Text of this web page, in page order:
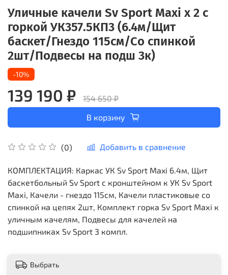
Уличные качели Sv Sport Maxi х 2 с
горкой УК357.5КП3 (6.4м/Щит
баскет/Гнездо 115см/Со спинкой
2шт/Подвесы на подш 3к)
(0) Добавить в сравнение
-10%
139 190 ₽
154 650 ₽
В корзину
КОМПЛЕКТАЦИЯ: Каркас УК Sv Sport Maxi 6.4м, Щит
баскетбольный Sv Sport c кронштейном к УК Sv Sport
Maхi, Качели - гнездо 115см, Качели пластиковые со
спинкой на цепях 2шт, Комплект горка Sv Sport Махi к
уличным качелям, Подвесы для качелей на
подшипниках Sv Sport 3 компл.
Выбрать